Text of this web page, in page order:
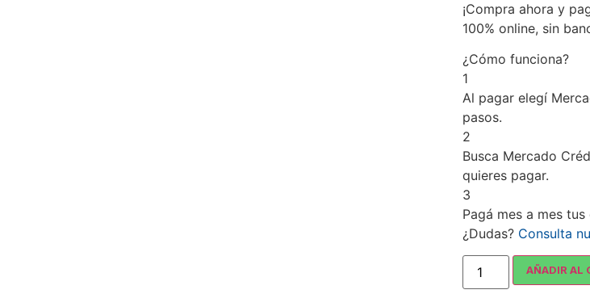
¡Compra ahora y
100% online, sin
¿Cómo funciona?
1
Al pagar elegí
pasos.
2
Busca Mercado
quieres pagar.
3
Pagá mes a mes
¿Dudas? Consulta
AÑADIR AL